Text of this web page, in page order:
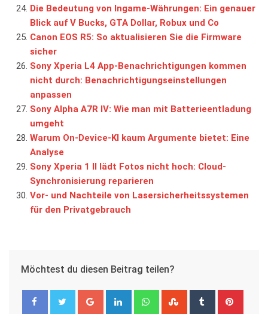
Die Bedeutung von Ingame-Währungen: Ein genauer
Blick auf V Bucks, GTA Dollar, Robux und Co
Canon EOS R5: So aktualisieren Sie die Firmware
sicher
Sony Xperia L4 App-Benachrichtigungen kommen
nicht durch: Benachrichtigungseinstellungen
anpassen
Sony Alpha A7R IV: Wie man mit Batterieentladung
umgeht
Warum On-Device-KI kaum Argumente bietet: Eine
Analyse
Sony Xperia 1 II lädt Fotos nicht hoch: Cloud-
Synchronisierung reparieren
Vor- und Nachteile von Lasersicherheitssystemen
für den Privatgebrauch
Möchtest du diesen Beitrag teilen?
Google+ LinkedIn WhatsappStumbleUpon
Tumblr